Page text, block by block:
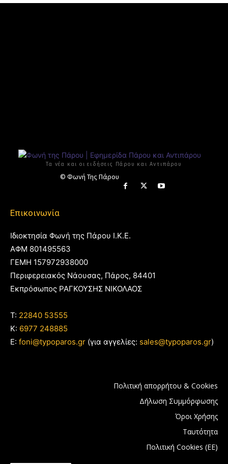
Τα νέα και οι ειδήσεις Πάρου και Αντιπάρου
© Φωνή Της Πάρου
Επικοινωνία
Ιδιοκτησία Φωνή της Πάρου Ι.Κ.Ε.
ΑΦΜ 801495563
ΓΕΜΗ 157972938000
Περιφερειακός Νάουσας, Πάρος, 84401
Εκπρόσωπος ΡΑΓΚΟΥΣΗΣ ΝΙΚΟΛΑΟΣ
T: 22840 53555
Κ: 6977 248885
E: foni@typoparos.gr (για αγγελίες: sales@typoparos.gr)
Πολιτική απορρήτου & Cookies
Δήλωση Συμμόρφωσης
Όροι Χρήσης
Ταυτότητα
Πολιτική Cookies (ΕΕ)